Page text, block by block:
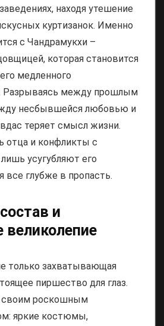
находя утешение
куртизанок. Именно
с Чандрамукхи –
которая становится
медленного
Разрываясь между прошлым
несбывшейся любовью и
теряет смысл жизни.
отца и конфликты с
усугубляют его
все глубже в пропасть.
и
великолепие
только захватывающая
пиршество для глаз.
роскошным
яркие костюмы,